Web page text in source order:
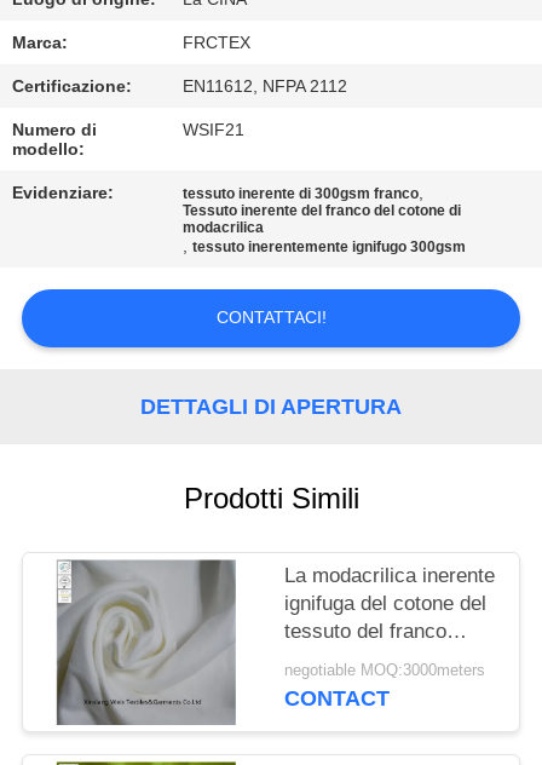
QUALITÀ
CONTATTICI
RICHIEDA
MAPPA
POLICY
Marca: FRCTEX
Certificazione: EN11612, NFPA 2112
Numero di
modello:
WSIF21
Evidenziare: tessuto inerente di 300gsm franco,
Tessuto inerente del franco del cotone di
modacrilica
,tessuto inerentemente ignifugo 300gsm
CONTATTACI!
DETTAGLI DI APERTURA
Prodotti Simili
La modacrilica inerente
ignifuga del cotone del
tessuto del franco
tricotta il singolo
Jersey per la camicia
negotiable MOQ:3000meters
CONTACT